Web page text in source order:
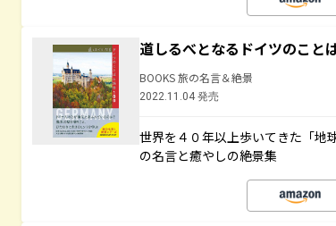
道しるべとなるドイツのこと
BOOKS 旅の名言＆絶景
2022.11.04 発売
世界を４０年以上歩いてきた「地
の名言と癒やしの絶景集